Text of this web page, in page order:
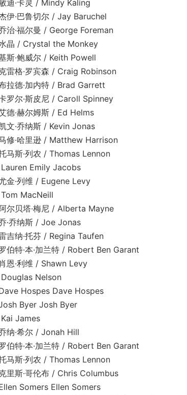
/ Mindy Kaling
切尔 / Jay Baruchel
曼 / George Foreman
the Monkey
尔 / Keith Powell
宾森 / Craig Robinson
内特 / Brad Garrett
皮尼 / Caroll Spinney
姆斯 / Ed Helms
斯 / Kevin Jonas
逊 / Matthew Harrison
农 / Thomas Lennon
Jacobs
/ Eugene Levy
梅尼 / Alberta Mayne
/ Joe Jonas
芬 / Regina Taufen
·加兰特 / Robert Ben Garant
/ Shawn Levy
Nelson
Dave Hospes
Josh Byer
/ Jonah Hill
·本·加兰特 / Robert Ben Garant
农 / Thomas Lennon
斯·哥伦布 / Chris Columbus
Ellen Somers